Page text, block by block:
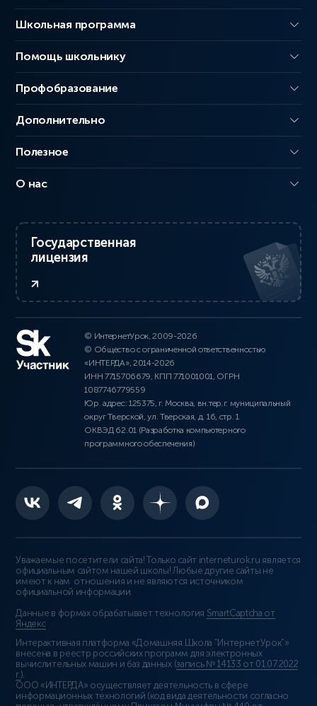
Школьная программа
Помощь школьнику
Профобразование
Дополнительно
Полезное
О нас
Государственная
лицензия
© ИнтернетУрок, 2009-2026
© Общество с ограниченной ответственностью
«ИНТЕРДА», 2014-2026
ИНН 7715706679, КПП 771001001, ОГРН
1087746779559
Юр. адрес: 125375, г. Москва, вн.тер.г. муниципальный
округ Тверской, ул. Тверская, д. 16, стр. 1
ОКВЭД 62.01 (Разработка компьютерного
программного обеспечения)
Уважаемые посетители сайта! Только сайт interneturok.ru является
официальным сайтом нашей школы! Любые другие сайты не
имеют к нам отношения и не являются источником
официальной информации.
Данные в формах обрабатывает технология SmartCaptcha от
Яндекс
Интерактивная платформа «Домашняя Школа “ИнтернетУрок”»
внесена в реестр российских программ для электронных
вычислительных машин и баз данных (запись № 14133 от 01.07.2022
г.).
ООО «ИНТЕРДА» осуществляет деятельность в сфере
информационных технологий (код вида деятельности согласно